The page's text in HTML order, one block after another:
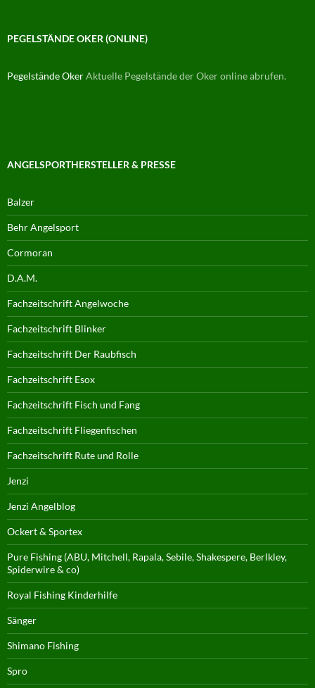
PEGELSTÄNDE OKER (ONLINE)
Pegelstände OkerAktuelle Pegelstände der Oker online abrufen.
ANGELSPORTHERSTELLER & PRESSE
Balzer
Behr Angelsport
Cormoran
D.A.M.
Fachzeitschrift Angelwoche
Fachzeitschrift Blinker
Fachzeitschrift Der Raubfisch
Fachzeitschrift Esox
Fachzeitschrift Fisch und Fang
Fachzeitschrift Fliegenfischen
Fachzeitschrift Rute und Rolle
Jenzi
Jenzi Angelblog
Ockert & Sportex
Pure Fishing (ABU, Mitchell, Rapala, Sebile, Shakespere, Berlkley,
Spiderwire & co)
Royal Fishing Kinderhilfe
Sänger
Shimano Fishing
Spro